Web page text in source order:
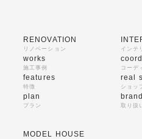
RENOVATION
リノベーション
works
施工事例
features
特徴
plan
プラン
インテ
コーデ
real
ショッ
取り扱
MODEL HOUSE